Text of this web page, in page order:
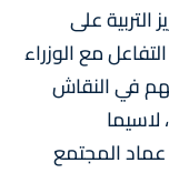
على
مع الوزراء
في النقاش
عماد المجتمع